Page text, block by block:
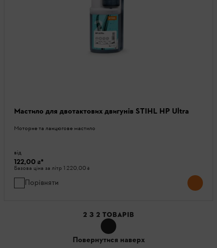
Мастило для двотактових двигунів STIHL HP Ultra
Моторне та ланцюгове мастило
від
122,00 ₴*
Базова ціна за літр 1 220,00 ₴
Порівняти
2 З 2 ТОВАРІВ
Повернутися наверх